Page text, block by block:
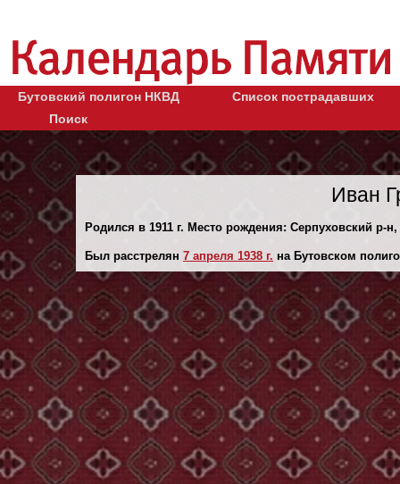
Бутовский полигон НКВД
Список пострадавших
Поиск
Иван
Родился в 1911 г. Место рождения: Серпуховский р-
Был расстрелян 7 апреля 1938 г. на Бутовском